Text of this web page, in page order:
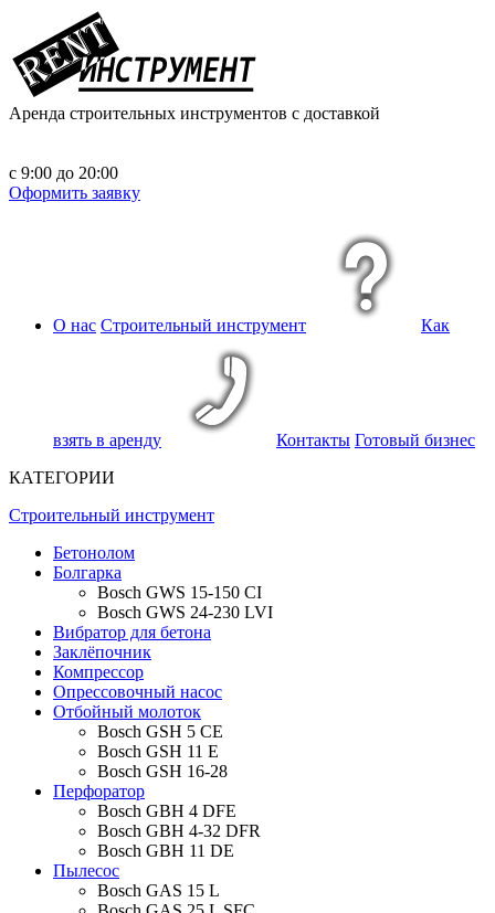
Аренда строительных инструментов с доставкой
с 9:00 до 20:00
Оформить заявку
О нас Строительный инструмент Как
взять в аренду Контакты Готовый бизнес
КАТЕГОРИИ
Строительный инструмент
Бетонолом
Болгарка
Bosch GWS 15-150 CI
Bosch GWS 24-230 LVI
Вибратор для бетона
Заклёпочник
Компрессор
Опрессовочный насос
Отбойный молоток
Bosch GSH 5 CE
Bosch GSH 11 E
Bosch GSH 16-28
Перфоратор
Bosch GBH 4 DFE
Bosch GBH 4-32 DFR
Bosch GBH 11 DE
Пылесос
Bosch GAS 15 L